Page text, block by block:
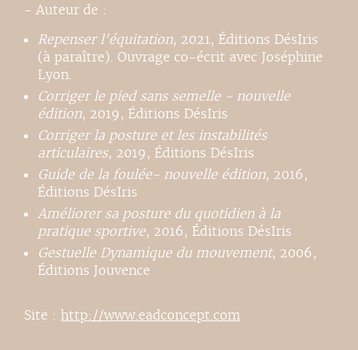
- Auteur de :
Repenser l'équitation, 2021, Éditions DésIris
(à paraître). Ouvrage co-écrit avec Joséphine
Lyon.
Corriger le pied sans semelle - nouvelle
édition, 2019, Éditions DésIris
Corriger la posture et les instabilités
articulaires, 2019, Éditions DésIris
Guide de la foulée- nouvelle édition, 2016,
Éditions DésIris
Améliorer sa posture du quotidien à la
pratique sportive, 2016, Éditions DésIris
Gestuelle Dynamique du mouvement, 2006,
Éditions Jouvence
Site : http://www.eadconcept.com